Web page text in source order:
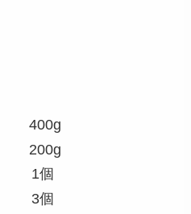
200g
1個
3個